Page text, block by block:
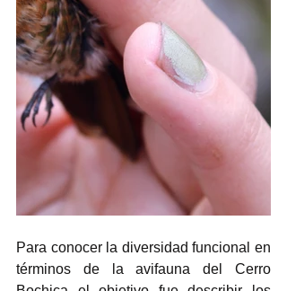
Para conocer la diversidad funcional en
términos de la avifauna del Cerro